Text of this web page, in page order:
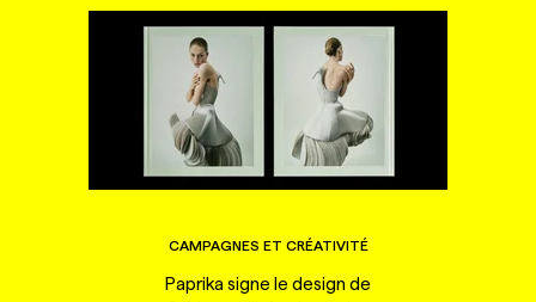
CAMPAGNES ET CRÉATIVITÉ
Paprika signe le design de